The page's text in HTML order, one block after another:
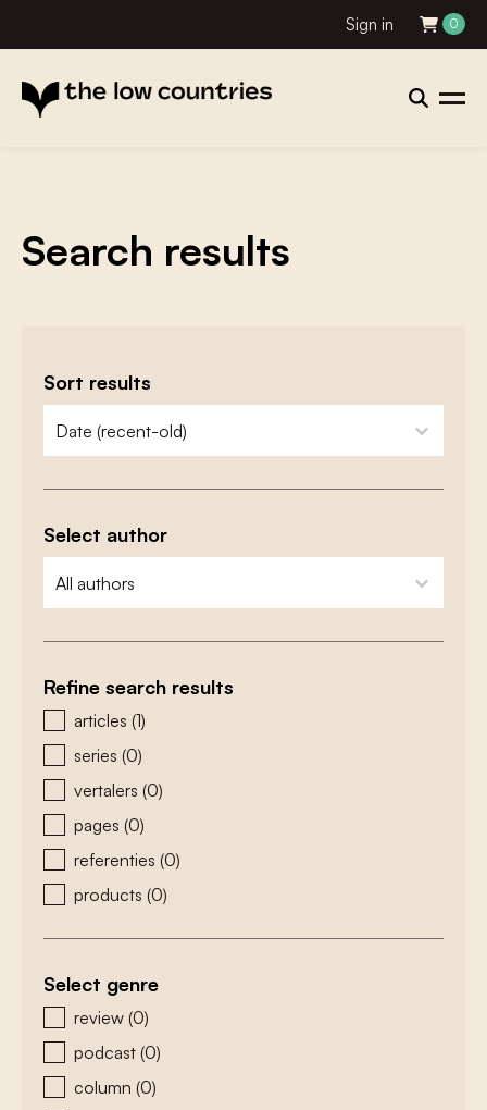
Sign in 0
Search results
Sort results
zoeken - sorteer
sort content
Select author
zoeken - auteurs
select content
Refine search results
zoeken - type
articles (1)
series (0)
vertalers (0)
pages (0)
referenties (0)
products (0)
Select genre
zoeken - genre
review (0)
podcast (0)
column (0)